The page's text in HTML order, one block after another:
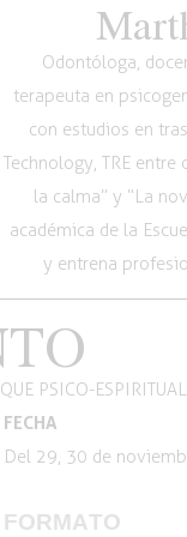
Odontóloga,
terapeuta en
con estudios en
Technology, TRE
la calma” y “La
académica de la
y entrena
PSICO-ESPIRITUAL
FECHA
Del 29, 30 de
FORMATO